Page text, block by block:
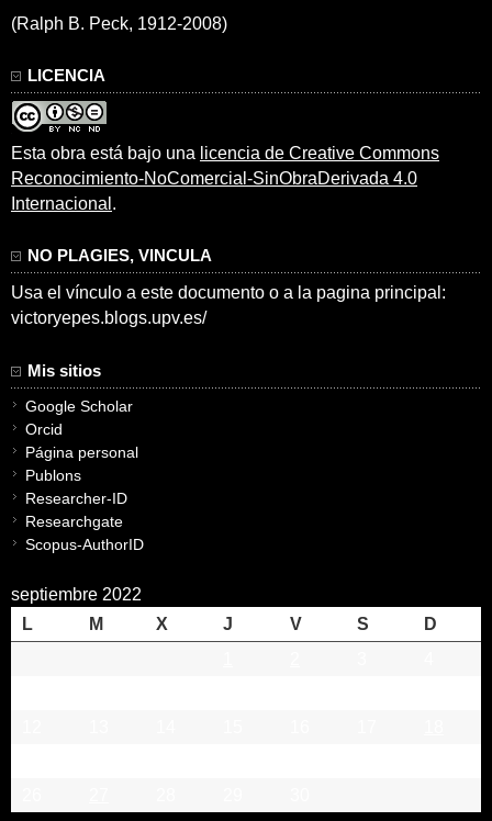
(Ralph B. Peck, 1912-2008)
LICENCIA
Esta obra está bajo una licencia de Creative Commons
Reconocimiento-NoComercial-SinObraDerivada 4.0
Internacional .
NO PLAGIES, VINCULA
Usa el vínculo a este documento o a la pagina principal:
victoryepes.blogs.upv.es/
Mis sitios
Google Scholar
Orcid
Página personal
Publons
Researcher-ID
Researchgate
Scopus-AuthorID
septiembre 2022
L
M X J V S
D